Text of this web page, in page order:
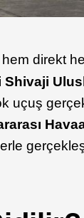
direkt
uçuş